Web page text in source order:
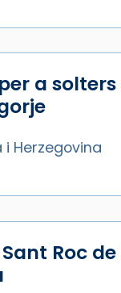
va fer
al papa
a solters
i Herzegovina
Roc